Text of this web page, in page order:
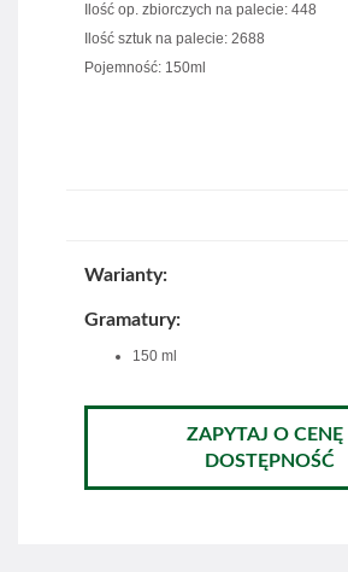
Ilość op. zbiorczych na palecie: 448
Ilość sztuk na palecie: 2688
Pojemność: 150ml
Warianty:
Gramatury:
150 ml
ZAPYTAJ O CENĘ I
DOSTĘPNOŚĆ